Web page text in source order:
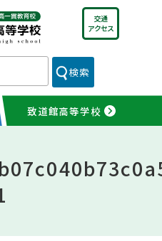
交通
アクセス
致道館高等学校
検索